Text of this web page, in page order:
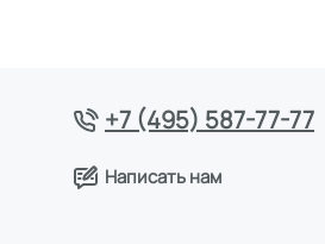
+7 (495) 587-77-77
Написать нам